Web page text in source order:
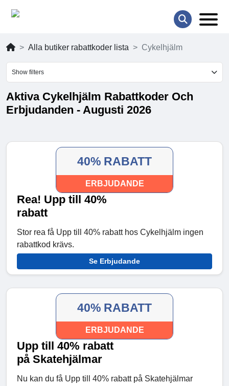
Alla butiker rabattkoder lista Cykelhjälm
Show filters
Aktiva Cykelhjälm Rabattkoder Och
Erbjudanden - Augusti 2026
40% RABATT
ERBJUDANDE
Rea! Upp till 40%
rabatt
Stor rea få Upp till 40% rabatt hos Cykelhjälm ingen
rabattkod krävs.
Se Erbjudande
40% RABATT
ERBJUDANDE
Upp till 40% rabatt
på Skatehjälmar
Nu kan du få Upp till 40% rabatt på Skatehjälmar